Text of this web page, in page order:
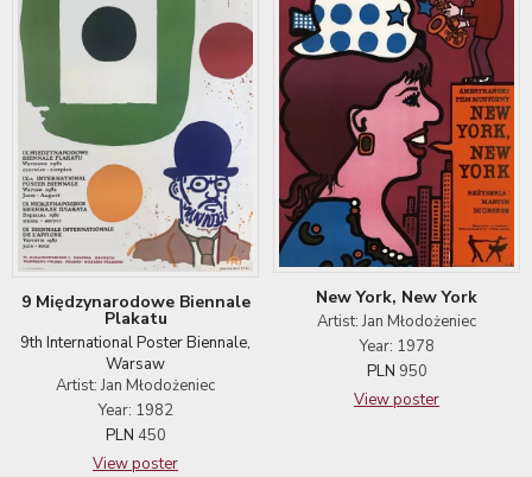
9 Międzynarodowe Biennale
Plakatu
9th International Poster Biennale,
Warsaw
Artist: Jan Młodożeniec
Year: 1982
PLN 450
View poster
New York, New York
Artist: Jan Młodożeniec
Year: 1978
PLN 950
View poster